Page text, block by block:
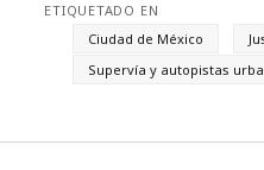
ETIQUETADO EN
Ciudad de México
Supervía y autopistas